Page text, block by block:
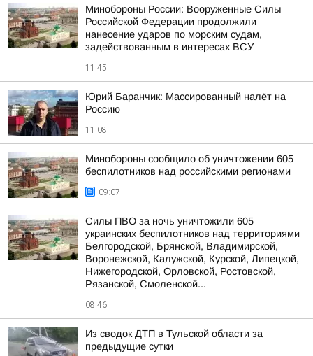
Минобороны России: Вооруженные Силы
Российской Федерации продолжили
нанесение ударов по морским судам,
задействованным в интересах ВСУ
11:45
Юрий Баранчик: Массированный налёт на
Россию
11:08
Минобороны сообщило об уничтожении 605
беспилотников над российскими регионами
09:07
Силы ПВО за ночь уничтожили 605
украинских беспилотников над территориями
Белгородской, Брянской, Владимирской,
Воронежской, Калужской, Курской, Липецкой,
Нижегородской, Орловской, Ростовской,
Рязанской, Смоленской...
08:46
Из сводок ДТП в Тульской области за
предыдущие сутки